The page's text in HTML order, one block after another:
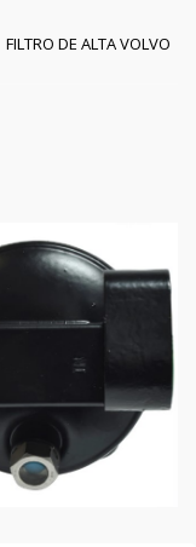
FILTRO DE ALTA VOLVO